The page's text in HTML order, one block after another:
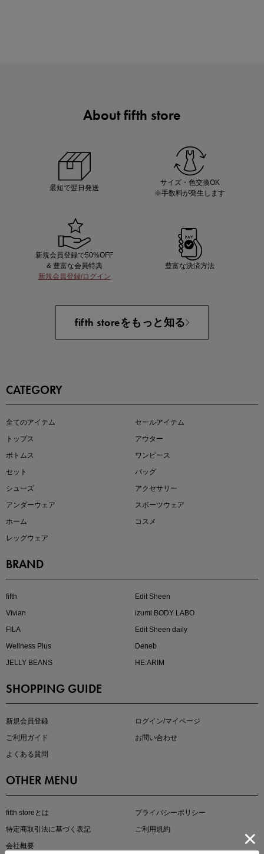
買えば買うほどお得! 最大半額クーポン
近日販売のアイテムを先見せ
真夏のオフィスカジュアル
About fifth store
最短で翌日発送
サイズ・色交換OK
※手数料が発生します
新規会員登録で50%OFF
& 豊富な会員特典
新規会員登録/ログイン
豊富な決済方法
fifth storeをもっと知る
CATEGORY
全てのアイテム
セールアイテム
トップス
アウター
ボトムス
ワンピース
セット
バッグ
シューズ
アクセサリー
アンダーウェア
スポーツウェア
ホーム
コスメ
レッグウェア
BRAND
fifth
Edit Sheen
Vivian
izumi BODY LABO
FILA
Edit Sheen daily
Wellness Plus
Deneb
JELLY BEANS
HE:ARIM
SHOPPING GUIDE
新規会員登録
ログイン/マイページ
ご利用ガイド
お問い合わせ
よくある質問
OTHER MENU
fifth storeとは
プライバシーポリシー
特定商取引法に基づく表記
ご利用規約
会社概要